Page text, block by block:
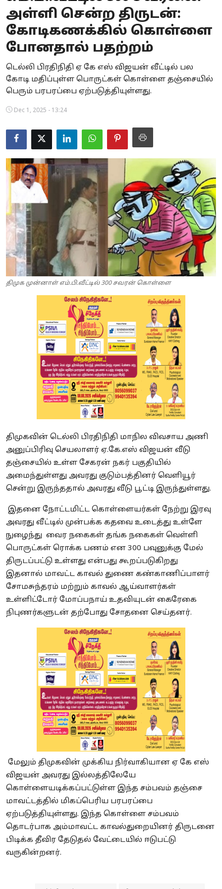
Business
Crime
National
Spirituality
Weather
Politics
அள்ளி சென்ற திருடன்:
கோடிகணக்கில் கொள்ளை
போனதால் பதற்றம்
டெல்லி பிரதிநிதி ஏ கே எஸ் விஜயன் வீட்டில் பல
கோடி மதிப்புள்ள பொருட்கள் கொள்ளை தஞ்சையில்
பெரும் பரபரப்பை ஏற்படுத்தியுள்ளது.
Dec 1, 2025 - 13:24
திமுக முன்னாள் எம்.பி.வீட்டில் 300 சவரன் கொள்ளை
திமுகவின் டெல்லி பிரதிநிதி மாநில விவசாய அணி
அனுப்பிரிவு செயலாளர் ஏ.கே.எஸ் விஜயன் வீடு
தஞ்சையில் உள்ள சேகரன் நகர் பகுதியில்
அமைந்துள்ளது அவரது குடும்பத்தினர் வெளியூர்
சென்று இருந்ததால் அவரது வீடு பூட்டி இருந்துள்ளது.
இதனை நோட்டமிட்ட கொள்ளையர்கள் நேற்று இரவு
அவரது வீட்டில் முன்பக்க கதவை உடைத்து உள்ளே
நுழைந்து வைர நகைகள் தங்க நகைகள் வெள்ளி
பொருட்கள் ரொக்க பணம் என 300 பவுனுக்கு மேல்
திருடப்பட்டு உள்ளது என்பது கூறப்படுகிறது
இதனால் மாவட்ட காவல் துணை கண்காணிப்பாளர்
சோமசுந்தரம் மற்றும் காவல் ஆய்வாளர்கள்
உள்ளிட்டோர் மோப்பநாய் உதவியுடன் கைரேகை
நிபுணர்களுடன் தற்போது சோதனை செய்தனர்.
மேலும் திமுகவின் முக்கிய நிர்வாகியான ஏ கே எஸ்
விஜயன் அவரது இல்லத்திலேயே
கொள்ளையடிக்கப்பட்டுள்ள இந்த சம்பவம் தஞ்சை
மாவட்டத்தில் மிகப்பெரிய பரபரப்பை
ஏற்படுத்தியுள்ளது. இந்த கொள்ளை சம்பவம்
தொடர்பாக அம்மாவட்ட காவல்துறையினர் திருடனை
பிடிக்க தீவிர தேடுதல் வேட்டையில் ஈடுபட்டு
வருகின்றனர்.